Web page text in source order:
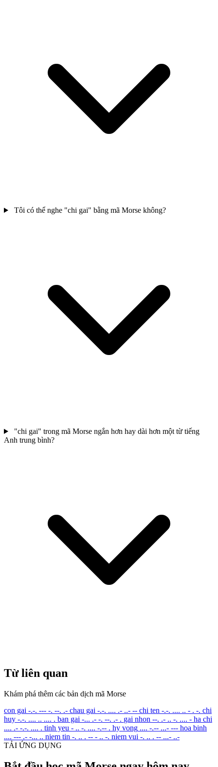
Tôi có thể nghe "chi gai" bằng mã Morse không?
"chi gai" trong mã Morse ngắn hơn hay dài hơn một từ tiếng
Anh trung bình?
Từ liên quan
Khám phá thêm các bản dịch mã Morse
con gai -.-. --- -. --. .- chau gai -.-. .... .- ..- -- chi ten -.-. .... .. - . -. chi
huy -.-. .... .. .... . ban gai -... .- -. --. .- . gai nhon --. .- .. -. .... - ha chi
.... .- -.-. .... . tinh yeu - .. -. .... -.-- . hy vong .... -.-- ...- --- hoa binh
.... --- .- -... .. niem tin -. .. . -- - .. -. niem vui -. .. . -- ...- ..-
TẢI ỨNG DỤNG